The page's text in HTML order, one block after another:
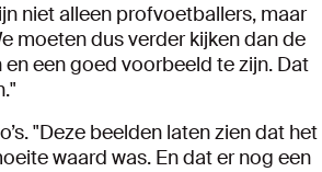
niet alleen profvoetballers, maar
moeten dus verder kijken dan de
een goed voorbeeld te zijn. Dat
"Deze beelden laten zien dat het
waard was. En dat er nog een